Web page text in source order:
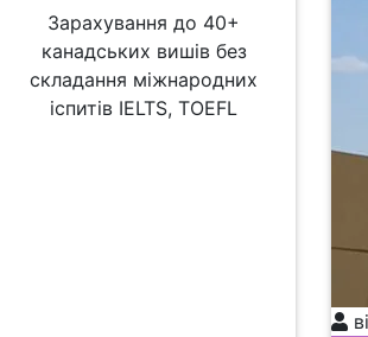
Зарахування до 40+
канадських вишів без
складання міжнародних
іспитів IELTS, TOEFL